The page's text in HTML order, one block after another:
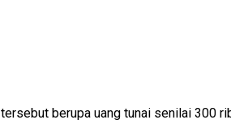
berupa uang tunai senilai 300